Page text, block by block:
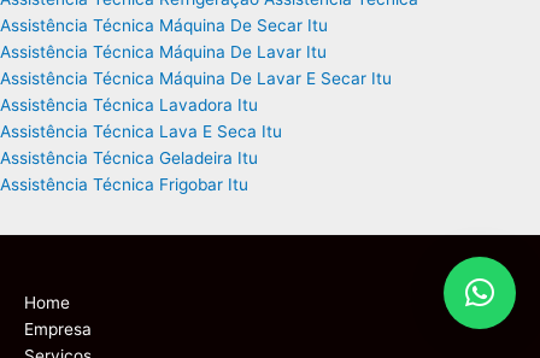
Assistência Técnica Máquina De Secar Itu
Assistência Técnica Máquina De Lavar Itu
Assistência Técnica Máquina De Lavar E Secar Itu
Assistência Técnica Lavadora Itu
Assistência Técnica Lava E Seca Itu
Assistência Técnica Geladeira Itu
Assistência Técnica Frigobar Itu
Home
Empresa